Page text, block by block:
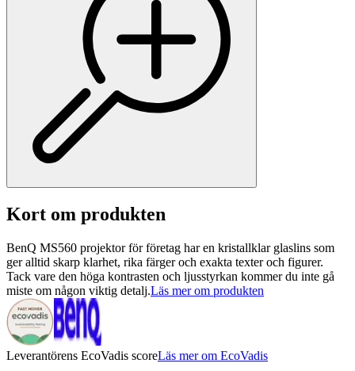
Kort om produkten
BenQ MS560 projektor för företag har en kristallklar glaslins som
ger alltid skarp klarhet, rika färger och exakta texter och figurer.
Tack vare den höga kontrasten och ljusstyrkan kommer du inte gå
miste om någon viktig detalj.Läs mer om produkten
Leverantörens EcoVadis scoreLäs mer om EcoVadis